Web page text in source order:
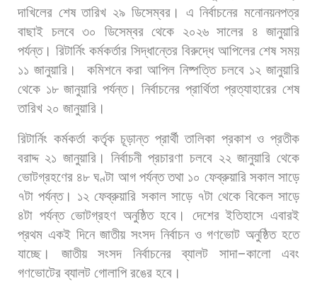
দাখিলের শেষ তারিখ ২৯ ডিসেম্বর। এ নির্বাচনের মনোনয়নপত্র
বাছাই চলবে ৩০ ডিসেম্বর থেকে ২০২৬ সালের ৪ জানুয়ারি
পর্যন্ত। রিটার্নিং কর্মকর্তার সিদ্ধান্তের বিরুদ্ধে আপিলের শেষ সময়
১১ জানুয়ারি। কমিশনে করা আপিল নিষ্পত্তি চলবে ১২ জানুয়ারি
থেকে ১৮ জানুয়ারি পর্যন্ত। নির্বাচনের প্রার্থিতা প্রত্যাহারের শেষ
তারিখ ২০ জানুয়ারি।
রিটার্নিং কর্মকর্তা কর্তৃক চূড়ান্ত প্রার্থী তালিকা প্রকাশ ও প্রতীক
বরাদ্দ ২১ জানুয়ারি। নির্বাচনী প্রচারণা চলবে ২২ জানুয়ারি থেকে
ভোটগ্রহণের ৪৮ ঘণ্টা আগ পর্যন্ত তথা ১০ ফেব্রুয়ারি সকাল সাড়ে
৭টা পর্যন্ত। ১২ ফেব্রুয়ারি সকাল সাড়ে ৭টা থেকে বিকেল সাড়ে
৪টা পর্যন্ত ভোটগ্রহণ অনুষ্ঠিত হবে। দেশের ইতিহাসে এবারই
প্রথম একই দিনে জাতীয় সংসদ নির্বাচন ও গণভোট অনুষ্ঠিত হতে
যাচ্ছে।
জাতীয় সংসদ নির্বাচনের ব্যালট সাদা–কালো
এবং
গণভোটের ব্যালট গোলাপি রঙের হবে।